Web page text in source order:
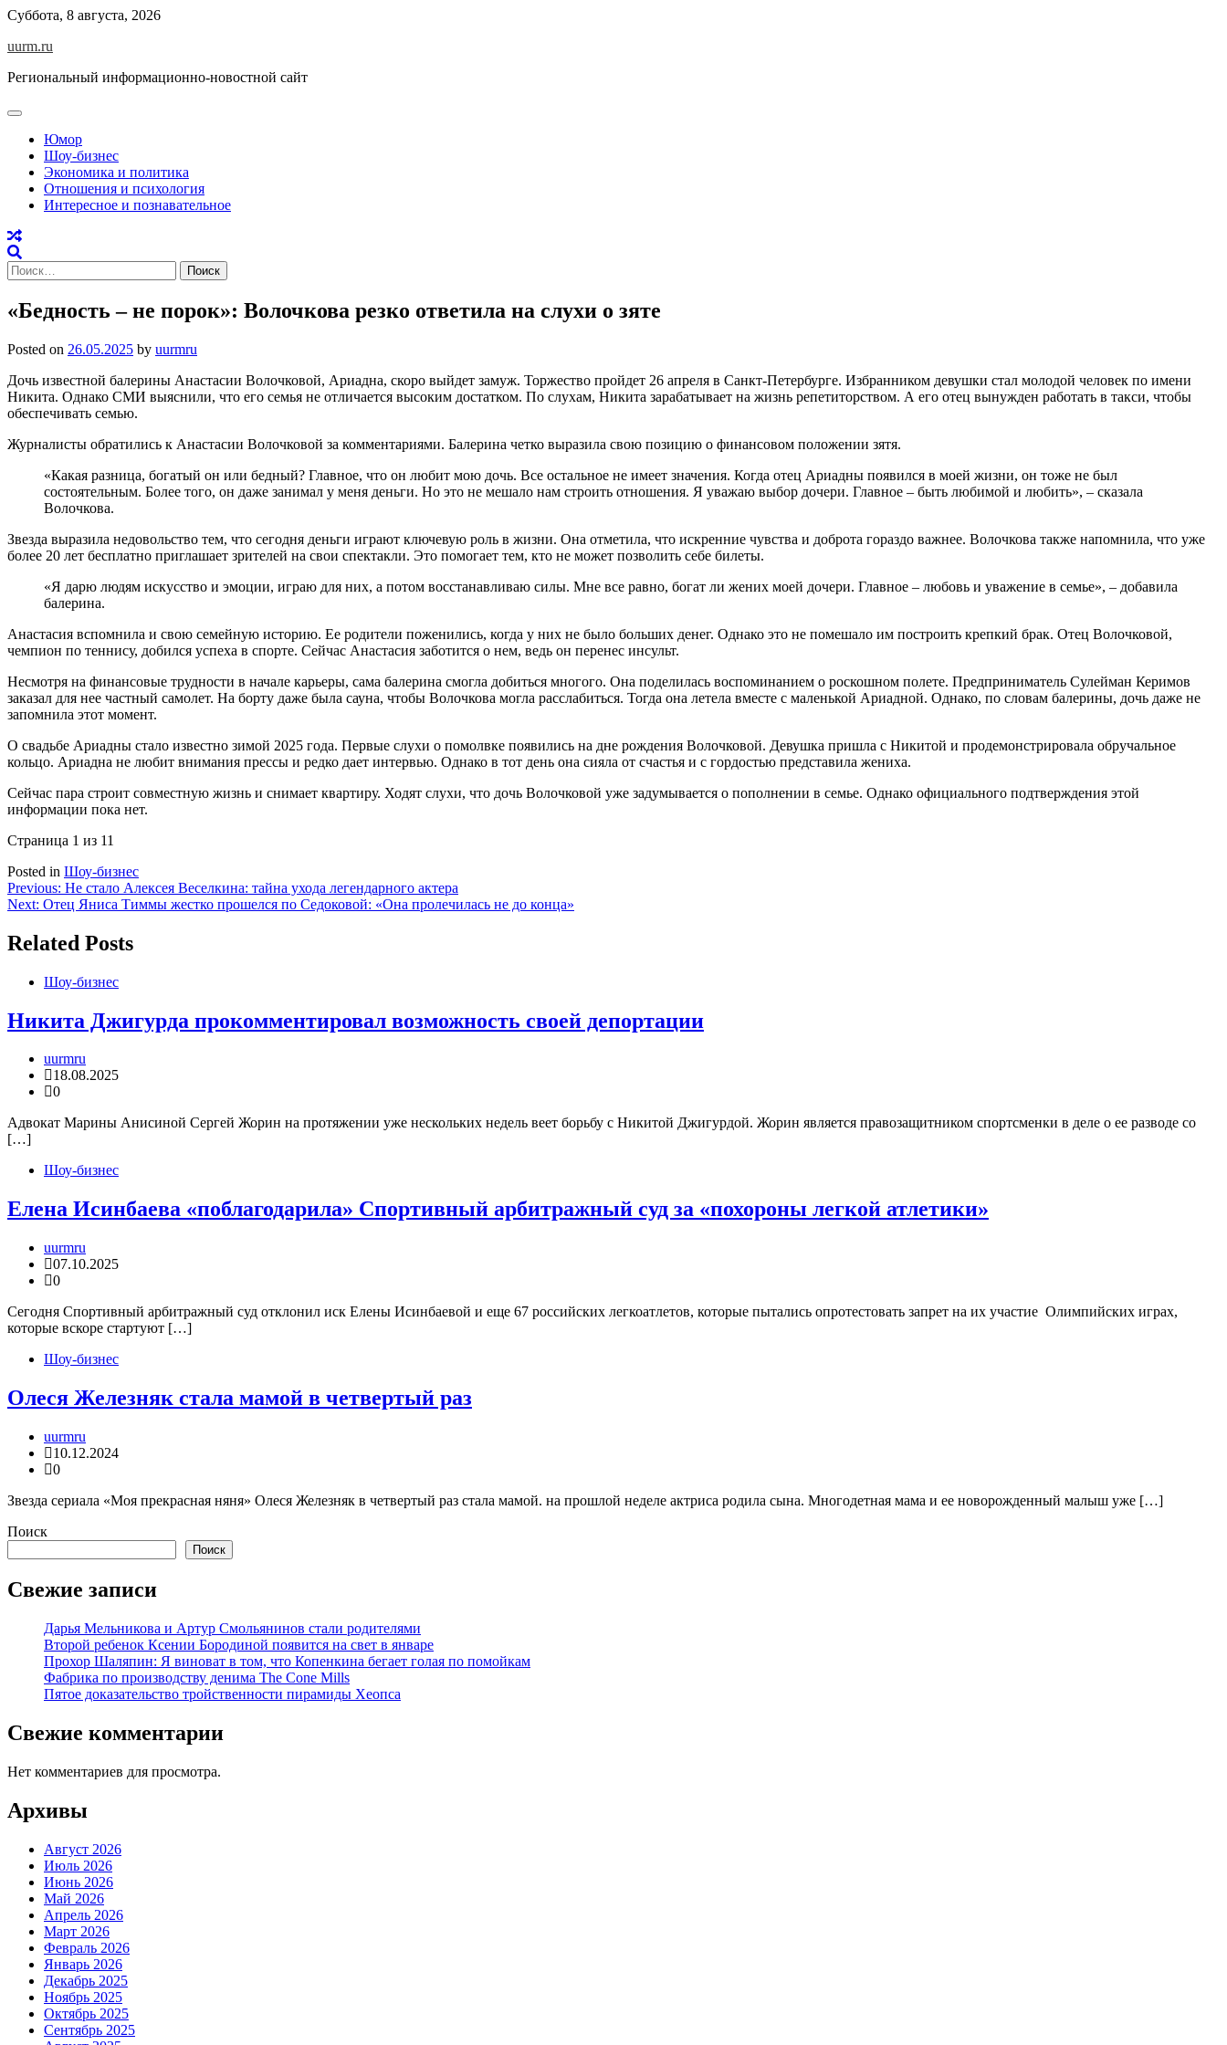
Skip
content
Суббота, 8 августа, 2026
uurm.ru
Региональный информационно-новостной сайт
Юмор
Шоу-бизнес
Экономика и политика
Отношения и психология
Интересное и познавательное
Найти:
«Бедность – не порок»: Волочкова резко ответила на слухи о зяте
Posted on 26.05.2025 by uurmru
Дочь известной балерины Анастасии Волочковой, Ариадна, скоро выйдет замуж. Торжество пройдет 26 апреля в Санкт-Петербурге. Избранником девушки стал молодой человек по имени
Никита. Однако СМИ выяснили, что его семья не отличается высоким достатком. По слухам, Никита зарабатывает на жизнь репетиторством. А его отец вынужден работать в такси, чтобы
обеспечивать семью.
Журналисты обратились к Анастасии Волочковой за комментариями. Балерина четко выразила свою позицию о финансовом положении зятя.
«Какая разница, богатый он или бедный? Главное, что он любит мою дочь. Все остальное не имеет значения. Когда отец Ариадны появился в моей жизни, он тоже не был
состоятельным. Более того, он даже занимал у меня деньги. Но это не мешало нам строить отношения. Я уважаю выбор дочери. Главное – быть любимой и любить», – сказала
Волочкова.
Звезда выразила недовольство тем, что сегодня деньги играют ключевую роль в жизни. Она отметила, что искренние чувства и доброта гораздо важнее. Волочкова также напомнила, что уже
более 20 лет бесплатно приглашает зрителей на свои спектакли. Это помогает тем, кто не может позволить себе билеты.
«Я дарю людям искусство и эмоции, играю для них, а потом восстанавливаю силы. Мне все равно, богат ли жених моей дочери. Главное – любовь и уважение в семье», – добавила
балерина.
Анастасия вспомнила и свою семейную историю. Ее родители поженились, когда у них не было больших денег. Однако это не помешало им построить крепкий брак. Отец Волочковой,
чемпион по теннису, добился успеха в спорте. Сейчас Анастасия заботится о нем, ведь он перенес инсульт.
Несмотря на финансовые трудности в начале карьеры, сама балерина смогла добиться многого. Она поделилась воспоминанием о роскошном полете. Предприниматель Сулейман Керимов
заказал для нее частный самолет. На борту даже была сауна, чтобы Волочкова могла расслабиться. Тогда она летела вместе с маленькой Ариадной. Однако, по словам балерины, дочь даже не
запомнила этот момент.
О свадьбе Ариадны стало известно зимой 2025 года. Первые слухи о помолвке появились на дне рождения Волочковой. Девушка пришла с Никитой и продемонстрировала обручальное
кольцо. Ариадна не любит внимания прессы и редко дает интервью. Однако в тот день она сияла от счастья и с гордостью представила жениха.
Сейчас пара строит совместную жизнь и снимает квартиру. Ходят слухи, что дочь Волочковой уже задумывается о пополнении в семье. Однако официального подтверждения этой
информации пока нет.
Страница 1 из 11
Posted in Шоу-бизнес
Навигация
по
записям
Previous: Не стало Алексея Веселкина: тайна ухода легендарного актера
Next: Отец Яниса Тиммы жестко прошелся по Седоковой: «Она пролечилась не до конца»
Related Posts
Шоу-бизнес
Никита Джигурда прокомментировал возможность своей депортации
uurmru
18.08.2025
0
Адвокат Марины Анисиной Сергей Жорин на протяжении уже нескольких недель веет борьбу с Никитой Джигурдой. Жорин является правозащитником спортсменки в деле о ее разводе со
[…]
Шоу-бизнес
Елена Исинбаева «поблагодарила» Спортивный арбитражный суд за «похороны легкой атлетики»
uurmru
07.10.2025
0
Сегодня Спортивный арбитражный суд отклонил иск Елены Исинбаевой и еще 67 российских легкоатлетов, которые пытались опротестовать запрет на их участие Олимпийских играх,
которые вскоре стартуют […]
Шоу-бизнес
Олеся Железняк стала мамой в четвертый раз
uurmru
10.12.2024
0
Звезда сериала «Моя прекрасная няня» Олеся Железняк в четвертый раз стала мамой. на прошлой неделе актриса родила сына. Многодетная мама и ее новорожденный малыш уже […]
Поиск
Поиск
Свежие записи
Дарья Мельникова и Артур Смольянинов стали родителями
Второй ребенок Ксении Бородиной появится на свет в январе
Прохор Шаляпин: Я виноват в том, что Копенкина бегает голая по помойкам
Фабрика по производству денима The Cone Mills
Пятое доказательство тройственности пирамиды Хеопса
Свежие комментарии
Нет комментариев для просмотра.
Архивы
Август 2026
Июль 2026
Июнь 2026
Май 2026
Апрель 2026
Март 2026
Февраль 2026
Январь 2026
Декабрь 2025
Ноябрь 2025
Октябрь 2025
Сентябрь 2025